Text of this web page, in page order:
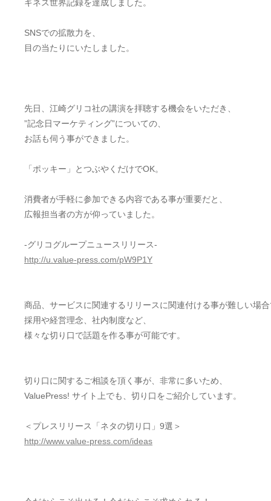
ギネス世界記録を達成しました。
SNSでの拡散力を、
目の当たりにいたしました。
先日、江崎グリコ社の講演を拝聴する機会をいただき、
”記念日マーケティング”についての、
お話も伺う事ができました。
「ポッキー」とつぶやくだけでOK。
消費者が手軽に参加できる内容である事が重要だと、
広報担当者の方が仰っていました。
-グリコグループニュースリリース-
http://u.value-press.com/pW9P1Y
商品、サービスに関連するリリースに関連付ける事が難しい場
採用や経営理念、社内制度など、
様々な切り口で話題を作る事が可能です。
切り口に関するご相談を頂く事が、非常に多いため、
ValuePress! サイト上でも、切り口をご紹介しています。
＜プレスリリース「ネタの切り口」9選＞
http://www.value-press.com/ideas